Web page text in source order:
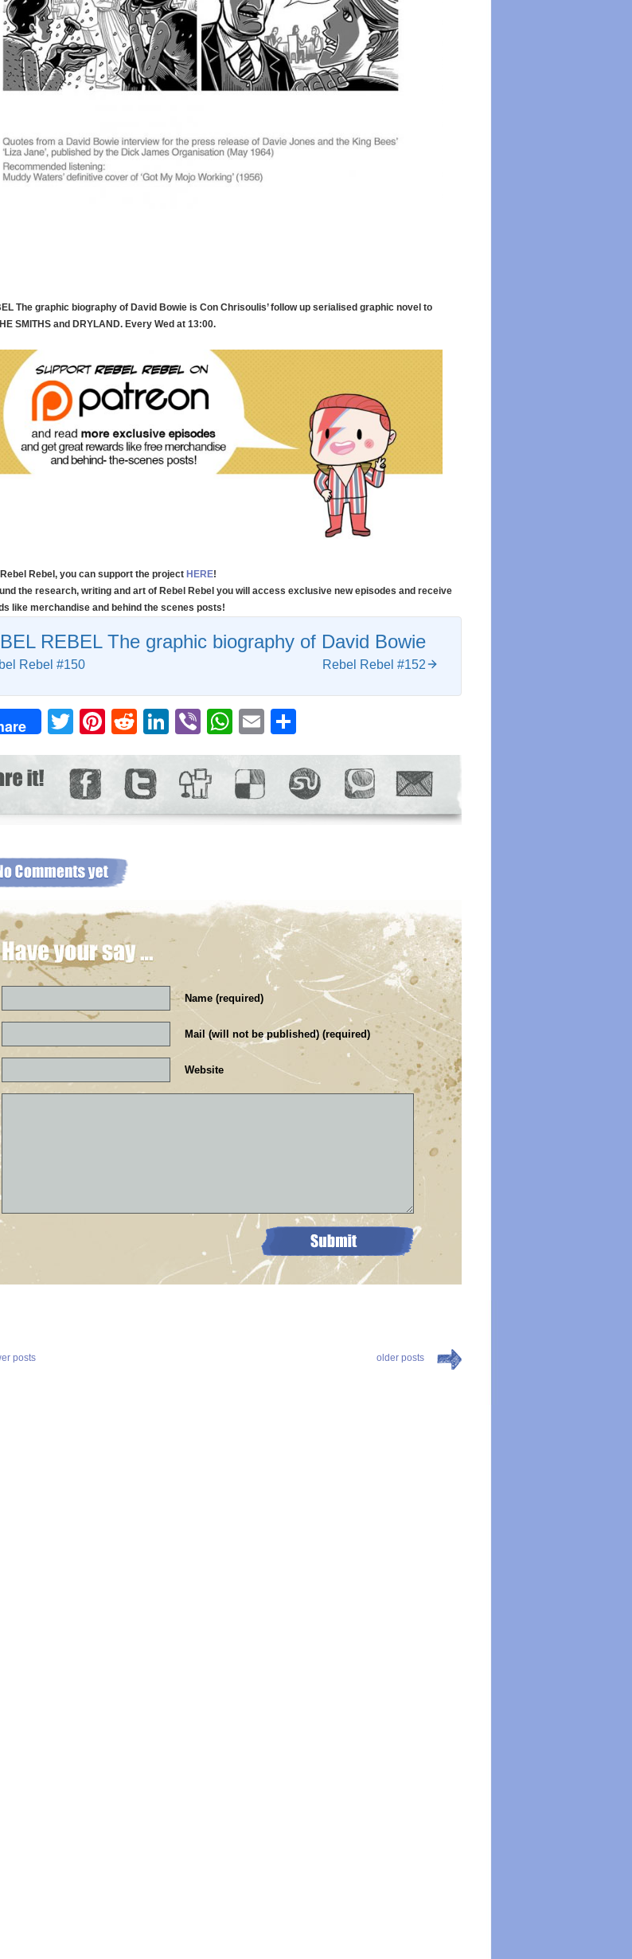
The graphic biography of David Bowie is Con Chrisoulis’ follow up serialised graphic novel to
SMITHS and DRYLAND. Every Wed at 13:00.
Rebel, you can support the project HERE!
the research, writing and art of Rebel Rebel you will access exclusive new episodes and receive
like merchandise and behind the scenes posts!
REBEL The graphic biography of David Bowie
Rebel #150 Rebel Rebel #152
Twitter
Pinterest
RedditLinkedIn
ViberWhatsApp
Email
Name (required)
Mail (will not be published) (required)
Website
posts older posts